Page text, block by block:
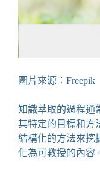
圖片來源：Freepik
知識萃取的過程通
其特定的目標和方
結構化的方法來挖
化為可教授的內容